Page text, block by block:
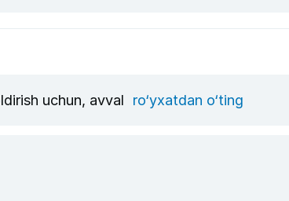
uchun, avval ro‘yxatdan o‘ting